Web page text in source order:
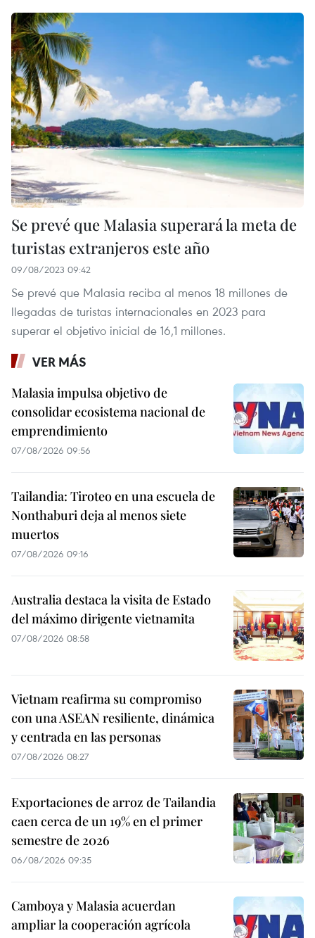
Se prevé que Malasia superará la meta de
turistas extranjeros este año
09/08/2023 09:42
Se prevé que Malasia reciba al menos 18 millones de
llegadas de turistas internacionales en 2023 para
superar el objetivo inicial de 16,1 millones.
VER MÁS
Malasia impulsa objetivo de
consolidar ecosistema nacional de
emprendimiento
07/08/2026 09:56
Tailandia: Tiroteo en una escuela de
Nonthaburi deja al menos siete
muertos
07/08/2026 09:16
Australia destaca la visita de Estado
del máximo dirigente vietnamita
07/08/2026 08:58
Vietnam reafirma su compromiso
con una ASEAN resiliente, dinámica
y centrada en las personas
07/08/2026 08:27
Exportaciones de arroz de Tailandia
caen cerca de un 19% en el primer
semestre de 2026
06/08/2026 09:35
Camboya y Malasia acuerdan
ampliar la cooperación agrícola